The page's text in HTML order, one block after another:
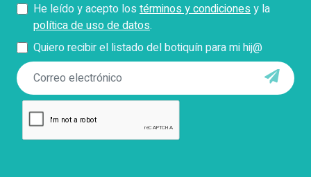
He leído y acepto los términos y condicionesy la
política de uso de datos.
Quiero recibir el listado del botiquín para mi hij@
Enviar
Pregunta
*Describe tu problema con el pago, facturación o